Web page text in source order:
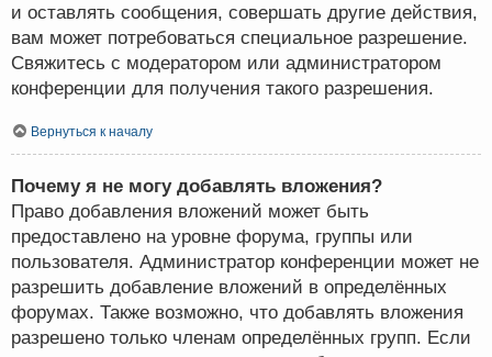
и оставлять сообщения, совершать другие действия,
вам может потребоваться специальное разрешение.
Свяжитесь с модератором или администратором
конференции для получения такого разрешения.
Вернуться к началу
Почему я не могу добавлять вложения?
Право добавления вложений может быть
предоставлено на уровне форума, группы или
пользователя. Администратор конференции может не
разрешить добавление вложений в определённых
форумах. Также возможно, что добавлять вложения
разрешено только членам определённых групп. Если